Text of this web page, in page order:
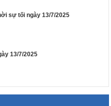
sự tối ngày 13/7/2025
13/7/2025